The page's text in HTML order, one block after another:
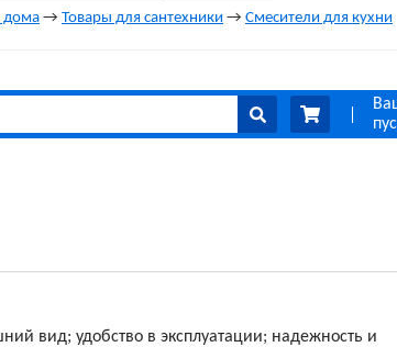
дома → Товары для сантехники → Смесители для кухни
вид; удобство в эксплуатации; надежность и